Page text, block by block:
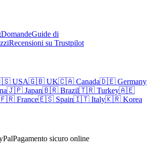
DomandeGuide di
Recensioni su Trustpilot
USA🇬🇧 UK🇨🇦 Canada🇩🇪 Germany
🇯🇵 Japan🇧🇷 Brazil🇹🇷 Turkey🇦🇪
France🇪🇸 Spain🇮🇹 Italy🇰🇷 Korea
Pagamento sicuro online